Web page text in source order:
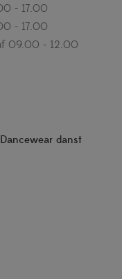
- 17.00
- 17.00
09.00 - 12.00
danst